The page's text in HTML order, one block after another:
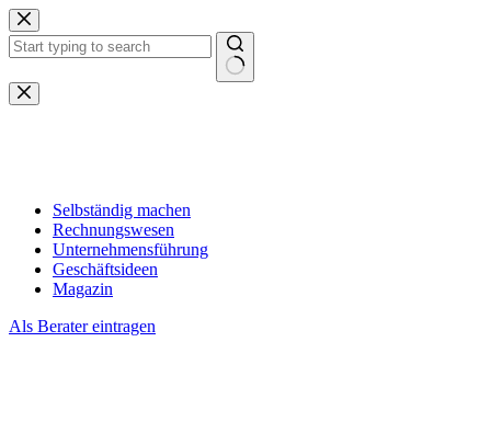
Zum
Inhalt
springen
Keine
Ergebnisse
Selbständig machen
Rechnungswesen
Unternehmensführung
Geschäftsideen
Magazin
Als Berater eintragen